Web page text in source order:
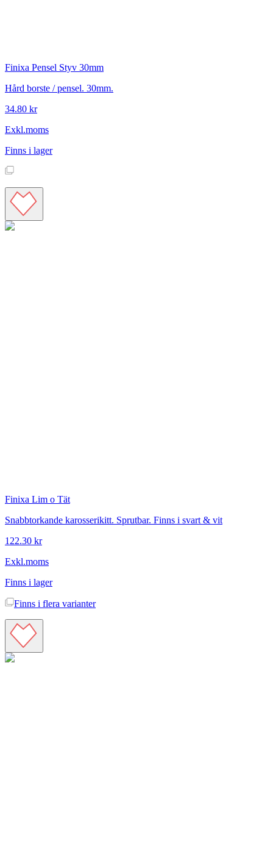
Finixa Pensel Styv 30mm
Hård borste / pensel. 30mm.
34.80 kr
Exkl.moms
Finns i lager
Finixa Lim o Tät
Snabbtorkande karosserikitt. Sprutbar. Finns i svart & vit
122.30 kr
Exkl.moms
Finns i lager
Finns i flera varianter